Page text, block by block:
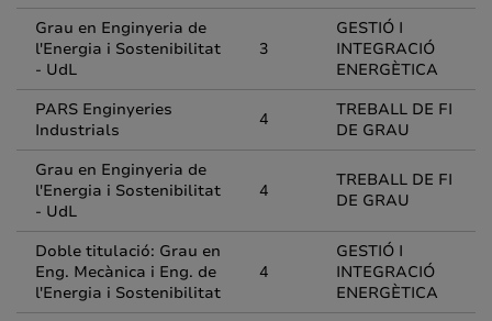
Grau en Enginyeria de
l'Energia i Sostenibilitat
- UdL
3
GESTIÓ I
INTEGRACIÓ
ENERGÈTICA
PARS Enginyeries
Industrials
4
TREBALL DE FI
DE GRAU
Grau en Enginyeria de
l'Energia i Sostenibilitat
- UdL
4
TREBALL DE FI
DE GRAU
Doble titulació: Grau en
Eng. Mecànica i Eng. de
l'Energia i Sostenibilitat
4
GESTIÓ I
INTEGRACIÓ
ENERGÈTICA